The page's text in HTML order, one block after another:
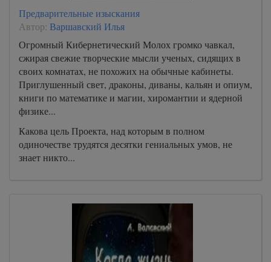
Предварительные изыскания
Автор: Варшавский Илья
Огромный Кибернетический Молох громко чавкал,
сжирая свежие творческие мысли ученых, сидящих в
своих комнатах, не похожих на обычные кабинеты.
Приглушенный свет, драконы, диваны, кальян и опиум,
книги по математике и магии, хиромантии и ядерной
физике...
Какова цель Проекта, над которым в полном
одиночестве трудятся десятки гениальных умов, не
знает никто...